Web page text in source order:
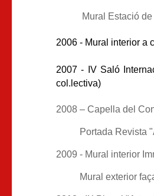
Mural Estació de
2006 - Mural interior a
2007 - IV Saló
col.lectiva)
2008 – Capella del
Portada Revista
2009 - Mural interior
Mural exterior